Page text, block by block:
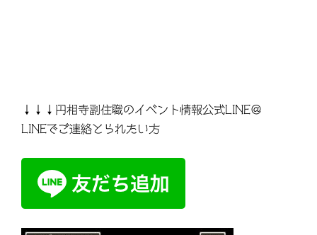
↓↓↓円相寺副住職のイベント情報公式LINE＠
LINEでご連絡とられたい方